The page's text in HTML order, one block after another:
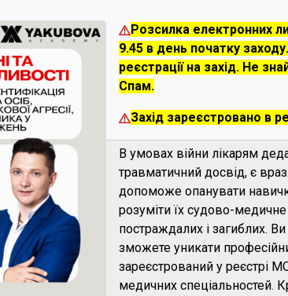
Розсилка електронних
9.45 в день початку
реєстрації на захід. Не
Спам.
Захід зареєстровано в
В умовах війни лікарям
травматичний досвід, є
допоможе опанувати
розуміти їх судово-медичне
постраждалих і загиблих.
зможете уникати
зареєстрований у реєстрі
медичних спеціальностей.